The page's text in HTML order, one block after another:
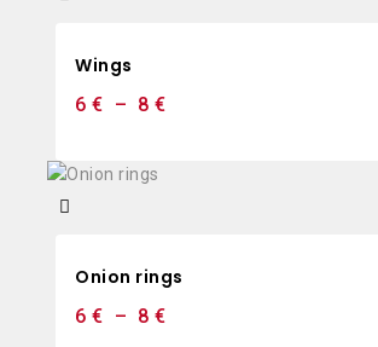
Wings
6 € – 8 €
Onion rings
6 € – 8 €